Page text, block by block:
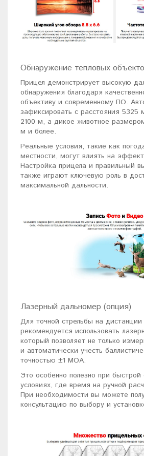
Обнаружение тепловых
Прицел демонстрирует высокую
обнаружения благодаря
объективу и современному ПО.
зафиксировать с расстояния 5325
2100 м, а дикое животное
м и более.
Реальные условия, такие как
местности, могут влиять на
Настройка прицела и правильный
также играют ключевую роль в
максимальной дальности.
Лазерный дальномер (опция)
Для точной стрельбы на
рекомендуется использовать
который позволяет не только
и автоматически учесть
точностью ±1 MOA.
Это особенно полезно при быстрой
условиях, где время на ручной
При необходимости вы можете
консультацию по выбору и